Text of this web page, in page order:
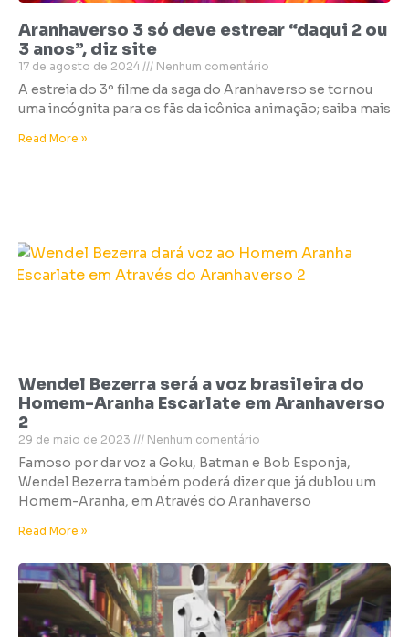
Aranhaverso 3 só deve estrear “daqui 2 ou
3 anos”, diz site
17 de agosto de 2024 Nenhum comentário
A estreia do 3º filme da saga do Aranhaverso se tornou
uma incógnita para os fãs da icônica animação; saiba mais
Read More »
Wendel Bezerra será a voz brasileira do
Homem-Aranha Escarlate em Aranhaverso
2
29 de maio de 2023 Nenhum comentário
Famoso por dar voz a Goku, Batman e Bob Esponja,
Wendel Bezerra também poderá dizer que já dublou um
Homem-Aranha, em Através do Aranhaverso
Read More »